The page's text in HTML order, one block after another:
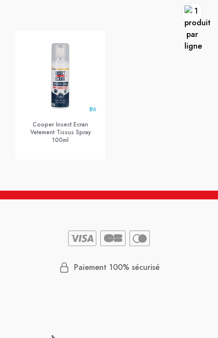
Cooper Insect Ecran
Vetement Tissus Spray
100ml
Paiement 100% sécurisé